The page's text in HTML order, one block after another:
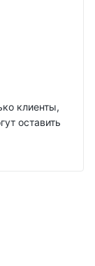
клиенты,
оставить